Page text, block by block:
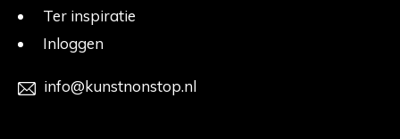
Ter inspiratie
Inloggen
info@kunstnonstop.nl